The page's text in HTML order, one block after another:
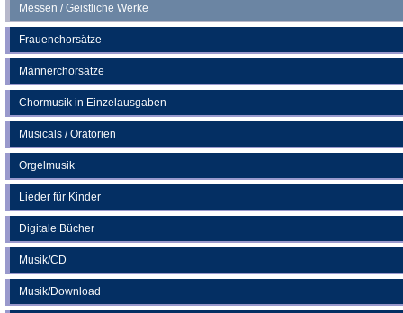
Messen / Geistliche Werke
Frauenchorsätze
Männerchorsätze
Chormusik in Einzelausgaben
Musicals / Oratorien
Orgelmusik
Lieder für Kinder
Digitale Bücher
Musik/CD
Musik/Download